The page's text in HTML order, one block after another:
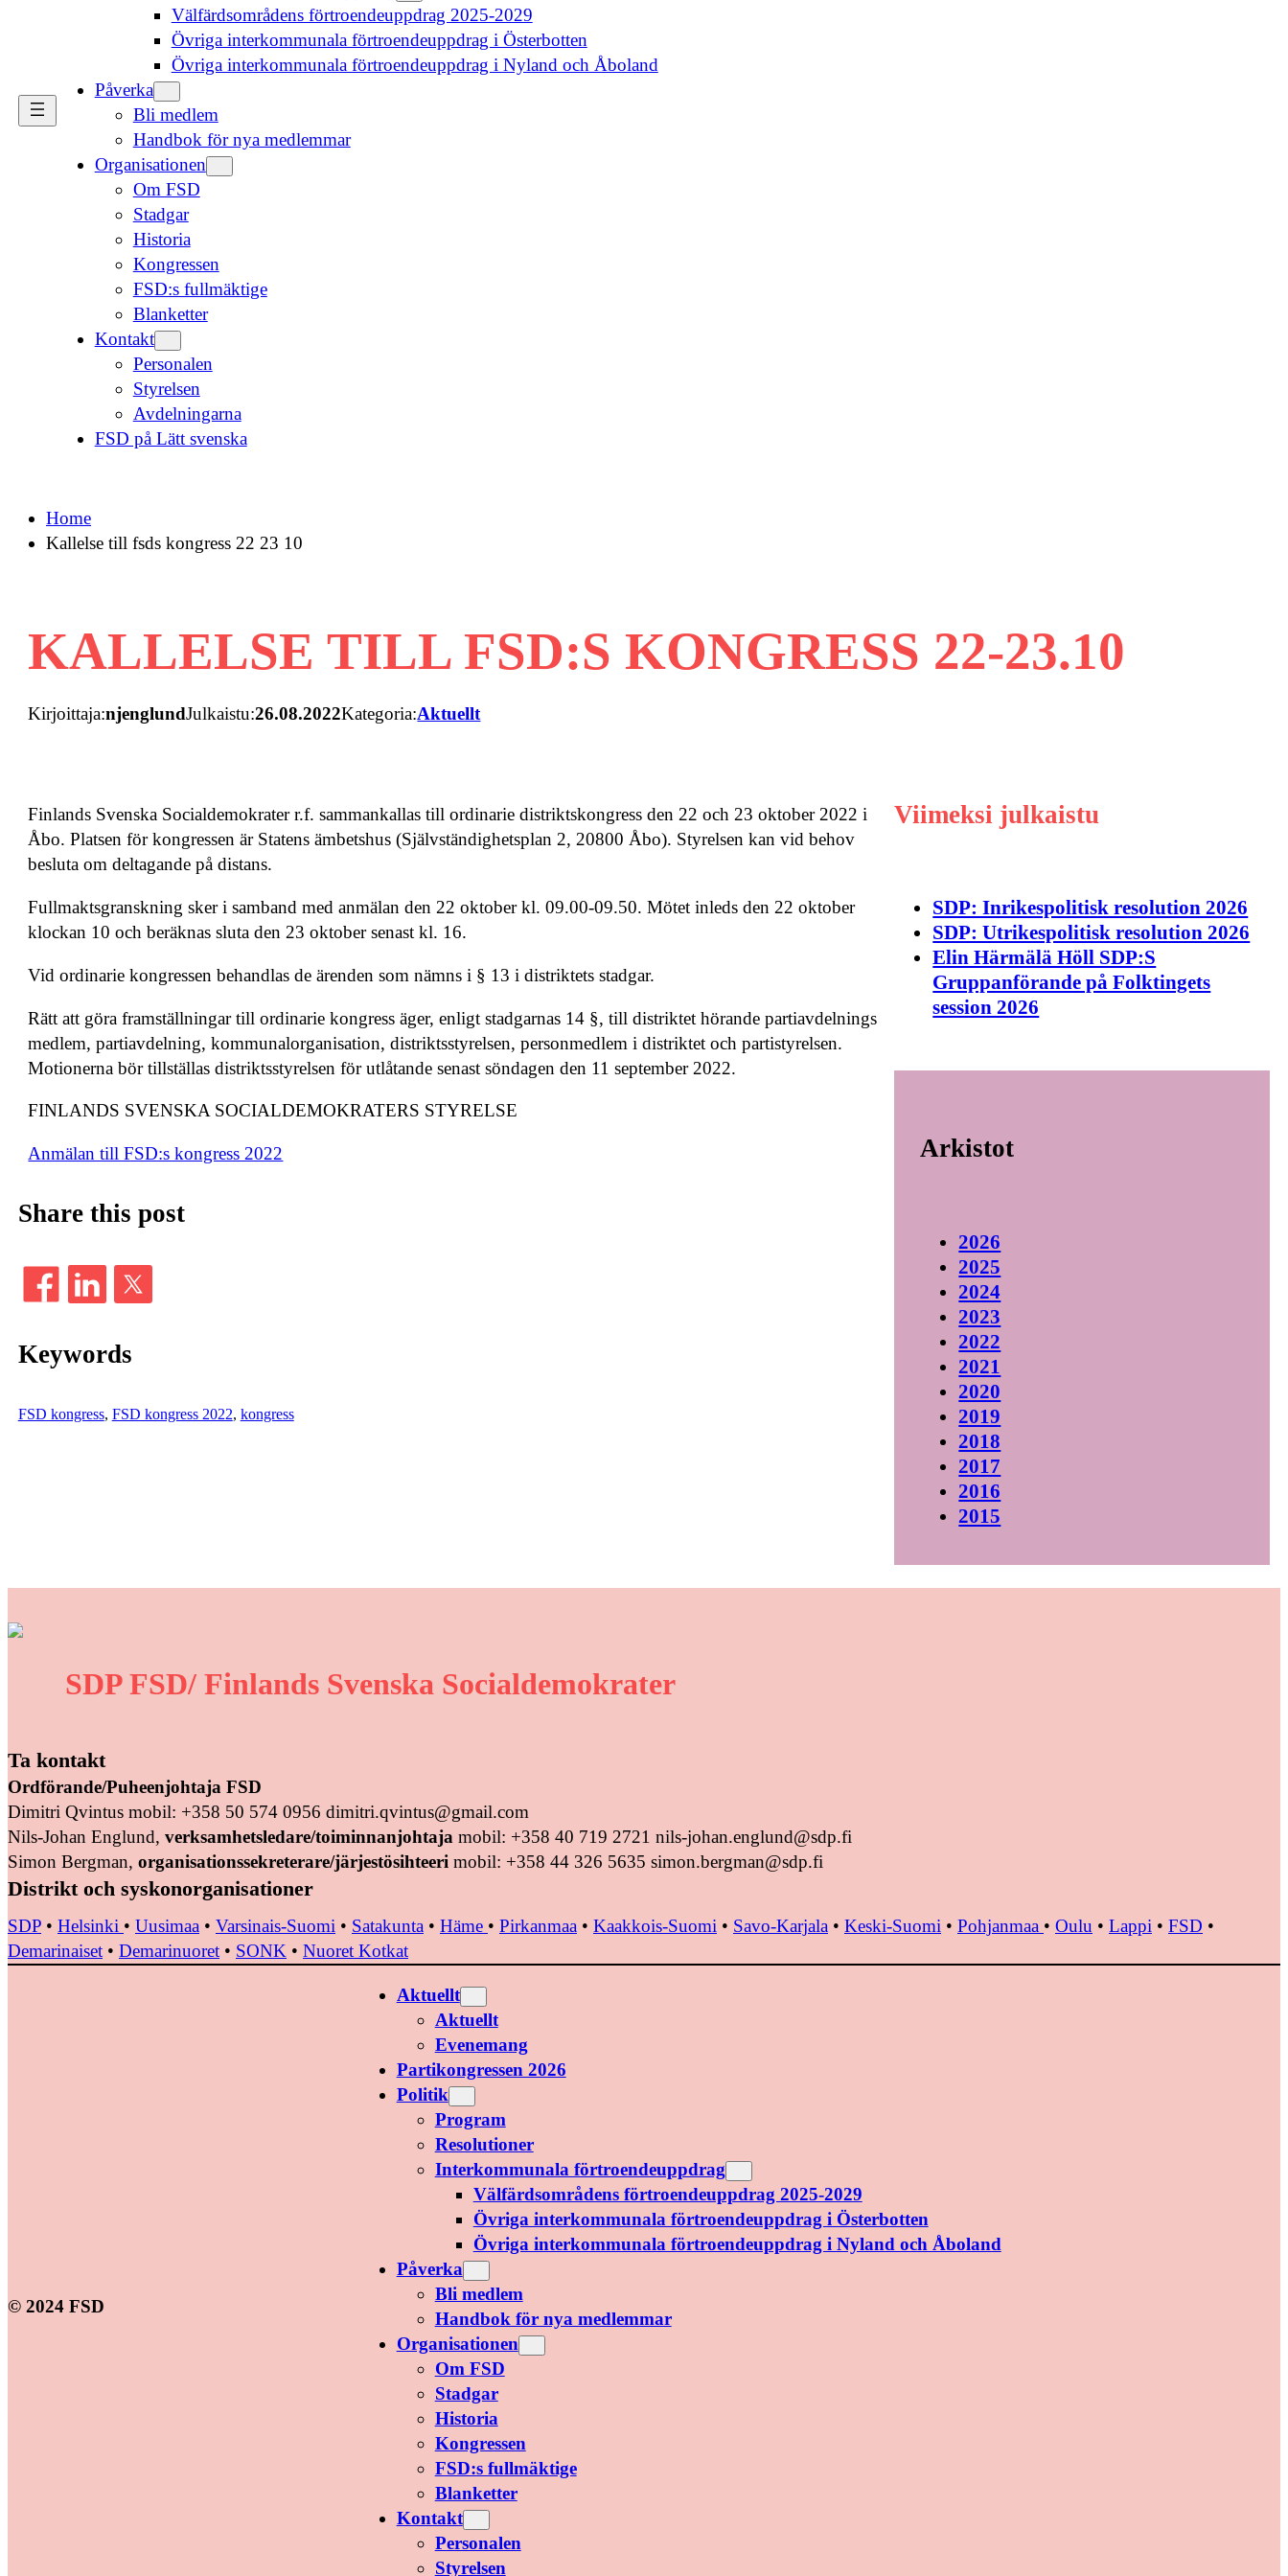
Välfärdsområdens förtroendeuppdrag 2025-2029
Övriga interkommunala förtroendeuppdrag i Österbotten
Övriga interkommunala förtroendeuppdrag i Nyland och Åboland
Påverka
Bli medlem
Handbok för nya medlemmar
Organisationen
Om FSD
Stadgar
Historia
Kongressen
FSD:s fullmäktige
Blanketter
Kontakt
Personalen
Styrelsen
Avdelningarna
FSD på Lätt svenska
Home
Kallelse till fsds kongress 22 23 10
KALLELSE TILL FSD:S KONGRESS 22-23.10
Kirjoittaja:njenglundJulkaistu:26.08.2022Kategoria:Aktuellt
Finlands Svenska Socialdemokrater r.f. sammankallas till ordinarie distriktskongress den 22 och 23 oktober 2022 i
Åbo. Platsen för kongressen är Statens ämbetshus (Självständighetsplan 2, 20800 Åbo). Styrelsen kan vid behov
besluta om deltagande på distans.
Fullmaktsgranskning sker i samband med anmälan den 22 oktober kl. 09.00-09.50. Mötet inleds den 22 oktober
klockan 10 och beräknas sluta den 23 oktober senast kl. 16.
Vid ordinarie kongressen behandlas de ärenden som nämns i § 13 i distriktets stadgar.
Rätt att göra framställningar till ordinarie kongress äger, enligt stadgarnas 14 §, till distriktet hörande partiavdelnings
medlem, partiavdelning, kommunalorganisation, distriktsstyrelsen, personmedlem i distriktet och partistyrelsen.
Motionerna bör tillställas distriktsstyrelsen för utlåtande senast söndagen den 11 september 2022.
FINLANDS SVENSKA SOCIALDEMOKRATERS STYRELSE
Anmälan till FSD:s kongress 2022
Share this post
Keywords
FSD kongress, FSD kongress 2022, kongress
Viimeksi julkaistu
SDP: Inrikespolitisk resolution 2026
SDP: Utrikespolitisk resolution 2026
Elin Härmälä Höll SDP:S
Gruppanförande på Folktingets
session 2026
Arkistot
2026
2025
2024
2023
2022
2021
2020
2019
2018
2017
2016
2015
SDP FSD/ Finlands Svenska Socialdemokrater
Ta kontakt
Ordförande/Puheenjohtaja FSD
Dimitri Qvintus mobil: +358 50 574 0956 dimitri.qvintus@gmail.com
Nils-Johan Englund, verksamhetsledare/toiminnanjohtaja mobil: +358 40 719 2721 nils-johan.englund@sdp.fi
Simon Bergman, organisationssekreterare/järjestösihteeri mobil: +358 44 326 5635 simon.bergman@sdp.fi
Distrikt och syskonorganisationer
SDP • Helsinki • Uusimaa • Varsinais-Suomi • Satakunta • Häme • Pirkanmaa • Kaakkois-Suomi • Savo-Karjala • Keski-Suomi • Pohjanmaa • Oulu • Lappi • FSD •
Demarinaiset • Demarinuoret • SONK • Nuoret Kotkat
© 2024 FSD
Aktuellt
Aktuellt
Evenemang
Partikongressen 2026
Politik
Program
Resolutioner
Interkommunala förtroendeuppdrag
Välfärdsområdens förtroendeuppdrag 2025-2029
Övriga interkommunala förtroendeuppdrag i Österbotten
Övriga interkommunala förtroendeuppdrag i Nyland och Åboland
Påverka
Bli medlem
Handbok för nya medlemmar
Organisationen
Om FSD
Stadgar
Historia
Kongressen
FSD:s fullmäktige
Blanketter
Kontakt
Personalen
Styrelsen